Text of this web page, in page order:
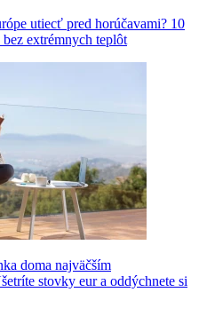
utiecť pred horúčavami? 10
extrémnych teplôt
doma najväčším
stovky eur a oddýchnete si